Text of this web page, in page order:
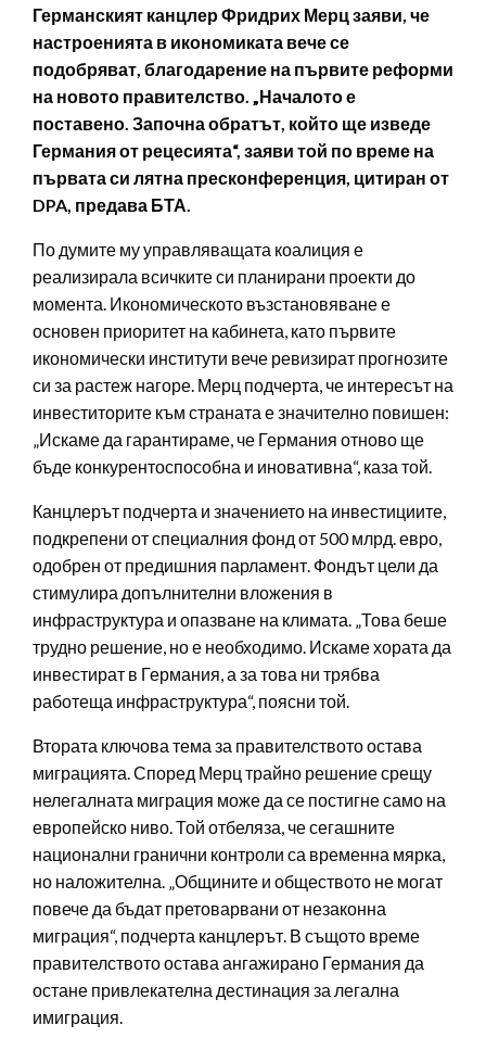
Германският канцлер Фридрих Мерц заяви, че
настроенията в икономиката вече се
подобряват, благодарение на първите реформи
на новото правителство. „Началото е
поставено. Започна обратът, който ще изведе
Германия от рецесията“, заяви той по време на
първата си лятна пресконференция, цитиран от
DPA, предава БТА.
По думите му управляващата коалиция е
реализирала всичките си планирани проекти до
момента. Икономическото възстановяване е
основен приоритет на кабинета, като първите
икономически институти вече ревизират прогнозите
си за растеж нагоре. Мерц подчерта, че интересът на
инвеститорите към страната е значително повишен:
„Искаме да гарантираме, че Германия отново ще
бъде конкурентоспособна и иновативна“, каза той.
Канцлерът подчерта и значението на инвестициите,
подкрепени от специалния фонд от 500 млрд. евро,
одобрен от предишния парламент. Фондът цели да
стимулира допълнителни вложения в
инфраструктура и опазване на климата. „Това беше
трудно решение, но е необходимо. Искаме хората да
инвестират в Германия, а за това ни трябва
работеща инфраструктура“, поясни той.
Втората ключова тема за правителството остава
миграцията. Според Мерц трайно решение срещу
нелегалната миграция може да се постигне само на
европейско ниво. Той отбеляза, че сегашните
национални гранични контроли са временна мярка,
но наложителна. „Общините и обществото не могат
повече да бъдат претоварвани от незаконна
миграция“, подчерта канцлерът. В същото време
правителството остава ангажирано Германия да
остане привлекателна дестинация за легална
имиграция.